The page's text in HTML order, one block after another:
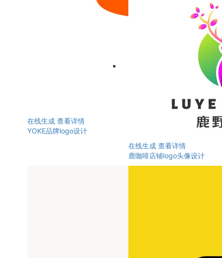
在线生成 查看详情
YOKE品牌logo设计
在线生成 查看详情
鹿咖啡店铺logo头像设计